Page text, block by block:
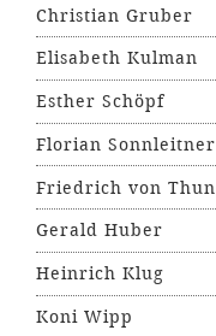
Christian Gruber
Elisabeth Kulman
Esther Schöpf
Florian Sonnleitner
Friedrich von Thun
Gerald Huber
Heinrich Klug
Koni Wipp